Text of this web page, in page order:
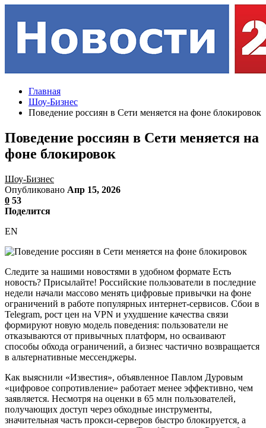
Главная
Шоу-Бизнес
Поведение россиян в Сети меняется на фоне блокировок
Поведение россиян в Сети меняется на
фоне блокировок
Шоу-Бизнес
Опубликовано Апр 15, 2026
0 53
Поделится
EN
Следите за нашими новостями в удобном формате Есть
новость? Присылайте! Российские пользователи в последние
недели начали массово менять цифровые привычки на фоне
ограничений в работе популярных интернет-сервисов. Сбои в
Telegram, рост цен на VPN и ухудшение качества связи
формируют новую модель поведения: пользователи не
отказываются от привычных платформ, но осваивают
способы обхода ограничений, а бизнес частично возвращается
в альтернативные мессенджеры.
Как выяснили «Известия», объявленное Павлом Дуровым
«цифровое сопротивление» работает менее эффективно, чем
заявляется. Несмотря на оценки в 65 млн пользователей,
получающих доступ через обходные инструменты,
значительная часть прокси-серверов быстро блокируется, а